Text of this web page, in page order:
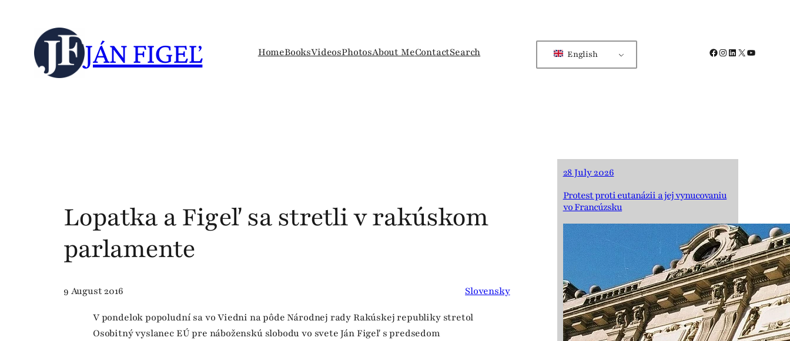
content
JÁN FIGEĽ HomeBooksVideosPhotosAbout MeContactSearch English Facebook
Instagram
LinkedIn
X YouTube
Lopatka a Figeľ sa stretli v rakúskom
parlamente
9 August 2016 Slovensky
V pondelok popoludní sa vo Viedni na pôde Národnej rady Rakúskej republiky stretol
Osobitný vyslanec EÚ pre náboženskú slobodu vo svete Ján Figeľ s predsedom
28 July 2026
Protest proti eutanázii a jej vynucovaniu
vo Francúzsku